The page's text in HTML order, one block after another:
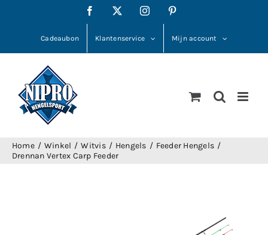
Facebook Instagram
Cadeaubon Klantenservice Mijn account
Home Winkel Witvis Hengels
Feeder Hengels
Drennan Vertex Carp Feeder